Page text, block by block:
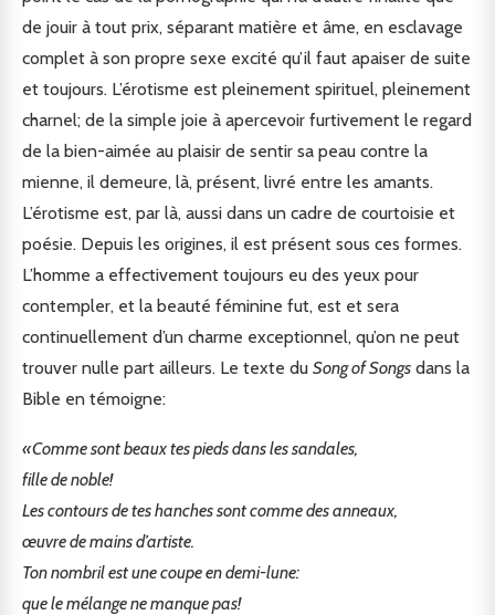
de jouir à tout prix, séparant matière et âme, en esclavage
complet à son propre sexe excité qu’il faut apaiser de suite
et toujours. L’érotisme est pleinement spirituel, pleinement
charnel; de la simple joie à apercevoir furtivement le regard
de la bien-aimée au plaisir de sentir sa peau contre la
mienne, il demeure, là, présent, livré entre les amants.
L’érotisme est, par là, aussi dans un cadre de courtoisie et
poésie. Depuis les origines, il est présent sous ces formes.
L’homme a effectivement toujours eu des yeux pour
contempler, et la beauté féminine fut, est et sera
continuellement d’un charme exceptionnel, qu’on ne peut
trouver nulle part ailleurs. Le texte du Song of Songs dans la
Bible en témoigne:
«Comme sont beaux tes pieds dans les sandales,
fille de noble!
Les contours de tes hanches sont comme des anneaux,
œuvre de mains d’artiste.
Ton nombril est une coupe en demi-lune:
que le mélange ne manque pas!